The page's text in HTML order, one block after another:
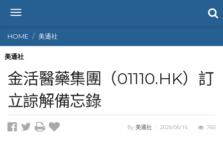
T
g
g
l
n
a
v
i
g
HOME 美通社
美通社
金活醫藥集團（01110.HK）訂
立諒解備忘錄
By 美通社 - 2026/06/16 760